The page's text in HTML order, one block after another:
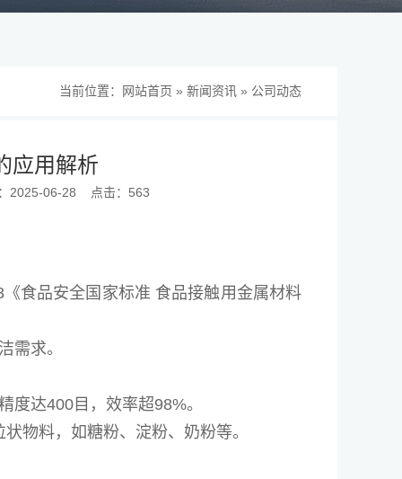
当前位置： 网站首页 » 新闻资讯 » 公司动态
应用解析
2025-06-28 点击：563
食品安全国家标准 食品接触用金属材料
需求。
度达400目，效率超98%。
物料，如糖粉、淀粉、奶粉等。